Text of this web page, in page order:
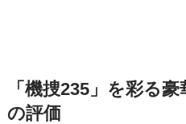
「機捜235」を彩る
の評価